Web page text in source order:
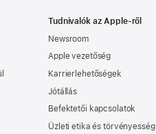
Tudnivalók az Apple-ről
Newsroom
Apple vezetőség
Karrierlehetőségek
Jótállás
Befektetői kapcsolatok
Üzleti etika és törvényesség